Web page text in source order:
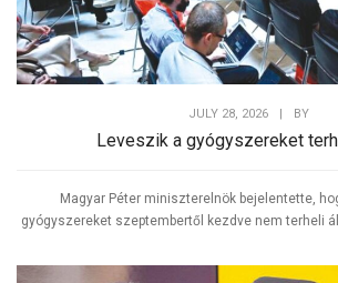
JULY 28, 2026 BY
Leveszik a gyógyszereket
Magyar Péter miniszterelnök bejelentette,
gyógyszereket szeptembertől kezdve nem terheli